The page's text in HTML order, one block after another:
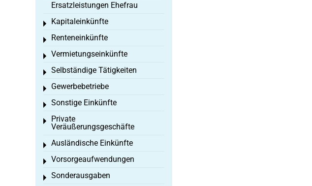
Ersatzleistungen Ehefrau
Kapitaleinkünfte
Toggle menu
Renteneinkünfte
Toggle menu
Vermietungseinkünfte
Toggle menu
Selbständige Tätigkeiten
Toggle menu
Gewerbebetriebe
Toggle menu
Sonstige Einkünfte
Toggle menu
Private
Veräußerungsgeschäfte
Toggle menu
Ausländische Einkünfte
Toggle menu
Vorsorgeaufwendungen
Toggle menu
Sonderausgaben
Toggle menu